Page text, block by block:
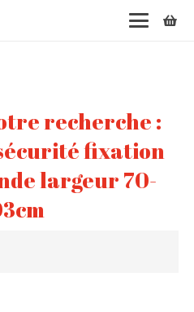
recherche :
fixation
largeur 70-